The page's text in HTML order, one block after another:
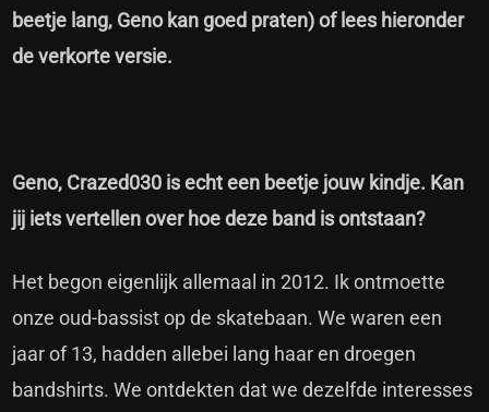
beetje lang, Geno kan goed praten) of lees hieronder
de verkorte versie.
Geno, Crazed030 is echt een beetje jouw kindje. Kan
jij iets vertellen over hoe deze band is ontstaan?
Het begon eigenlijk allemaal in 2012. Ik ontmoette
onze oud-bassist op de skatebaan. We waren een
jaar of 13, hadden allebei lang haar en droegen
bandshirts. We ontdekten dat we dezelfde interesses